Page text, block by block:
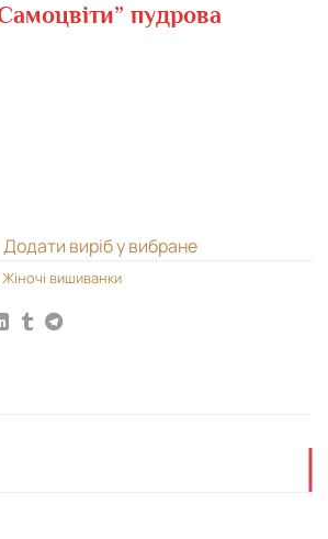
пудрова
Додати виріб у вибране
Жіночі вишиванки